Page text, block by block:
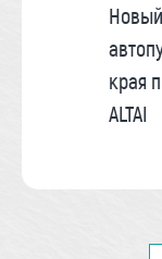
края
ALTAI